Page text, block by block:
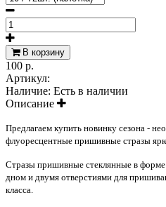
В корзину
100 р.
Артикул:
Наличие: Есть в наличии
Описание
Предлагаем купить новинку сезона -
флуоресцентные пришивные стразы
Стразы пришивные стеклянные в
дном и двумя отверстиями для
класса.